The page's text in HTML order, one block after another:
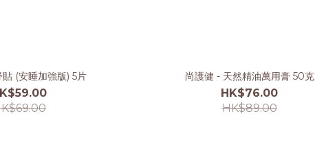
(安睡加強版) 5片 尚護健 - 天然精油萬用膏 50克
HK$76.00
HK$89.00